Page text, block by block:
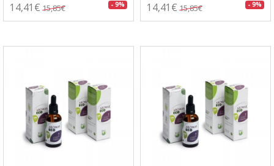
14,41€ 15,85€ - 9% 14,41€ 15,85€ - 9%